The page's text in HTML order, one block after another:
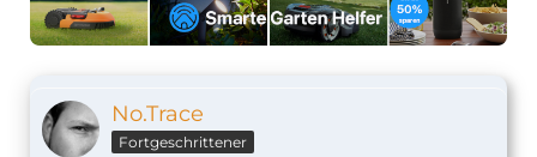
No.Trace
Fortgeschrittener